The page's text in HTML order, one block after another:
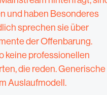
und haben Besonderes
sprechen sie über
der Offenbarung.
keine professionellen
die reden.Generische
Auslaufmodell.